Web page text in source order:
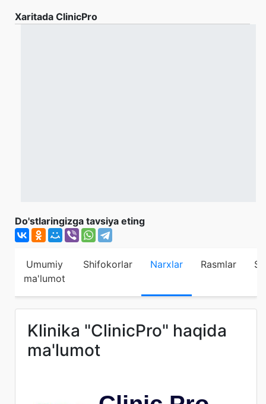
Xaritada ClinicPro
Do'stlaringizga tavsiya eting
Umumiy
ma'lumot
Shifokorlar Narxlar Rasmlar
Klinika "ClinicPro" haqida
ma'lumot